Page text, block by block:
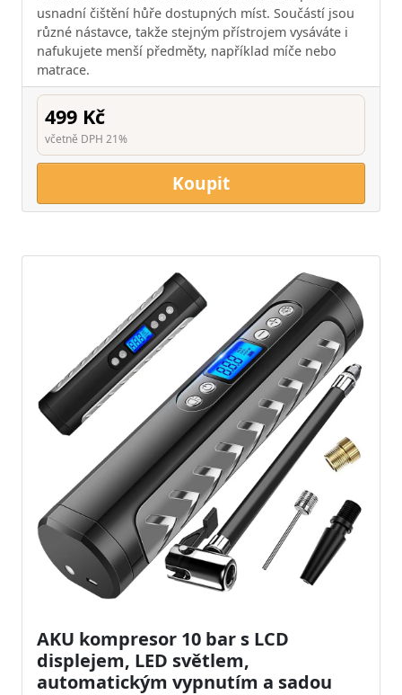
usnadní čištění hůře dostupných míst. Součástí jsou
různé nástavce, takže stejným přístrojem vysáváte i
nafukujete menší předměty, například míče nebo
matrace.
499 Kč
včetně DPH 21%
Koupit
AKU kompresor 10 bar s LCD
displejem, LED světlem,
automatickým vypnutím a sadou